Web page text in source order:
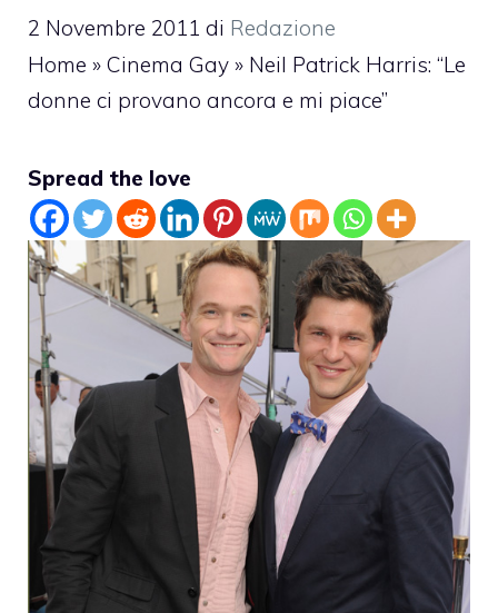
2 Novembre 2011 di Redazione
Home » Cinema Gay » Neil Patrick Harris: “Le
donne ci provano ancora e mi piace”
Spread the love